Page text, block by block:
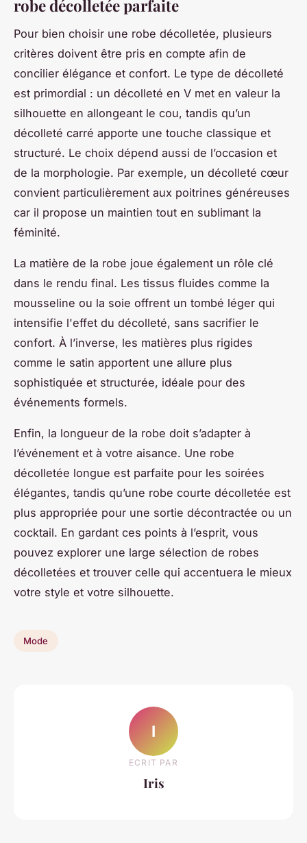
robe décolletée parfaite
Pour bien choisir une robe décolletée, plusieurs
critères doivent être pris en compte afin de
concilier élégance et confort. Le type de décolleté
est primordial : un décolleté en V met en valeur la
silhouette en allongeant le cou, tandis qu’un
décolleté carré apporte une touche classique et
structuré. Le choix dépend aussi de l’occasion et
de la morphologie. Par exemple, un décolleté cœur
convient particulièrement aux poitrines généreuses
car il propose un maintien tout en sublimant la
féminité.
La matière de la robe joue également un rôle clé
dans le rendu final. Les tissus fluides comme la
mousseline ou la soie offrent un tombé léger qui
intensifie l'effet du décolleté, sans sacrifier le
confort. À l’inverse, les matières plus rigides
comme le satin apportent une allure plus
sophistiquée et structurée, idéale pour des
événements formels.
Enfin, la longueur de la robe doit s’adapter à
l’événement et à votre aisance. Une robe
décolletée longue est parfaite pour les soirées
élégantes, tandis qu’une robe courte décolletée est
plus appropriée pour une sortie décontractée ou un
cocktail. En gardant ces points à l’esprit, vous
pouvez explorer une large sélection de robes
décolletées et trouver celle qui accentuera le mieux
votre style et votre silhouette.
Mode
I
ECRIT PAR
Iris